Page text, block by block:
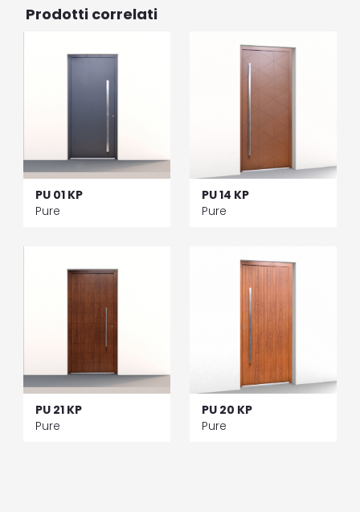
Prodotti correlati
PU 01 KP
Pure
PU 14 KP
Pure
PU 21 KP
Pure
PU 20 KP
Pure